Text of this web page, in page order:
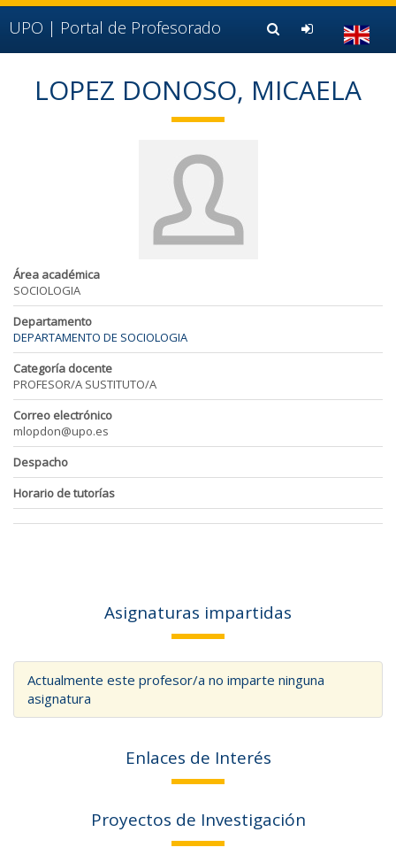
Ir al contenido principal de la página (alt + s)
Ir a la cabecera de la página (alt + c)
Ir al pie de la página (alt + p)
Ir al menú principal (alt + u)
UPO | Portal de Profesorado
LOPEZ DONOSO, MICAELA
Área académica
SOCIOLOGIA
Departamento
DEPARTAMENTO DE SOCIOLOGIA
Categoría docente
PROFESOR/A SUSTITUTO/A
Correo electrónico
mlopdon@upo.es
Despacho
Horario de tutorías
Asignaturas impartidas
Actualmente este profesor/a no imparte ninguna
asignatura
Enlaces de Interés
Proyectos de Investigación